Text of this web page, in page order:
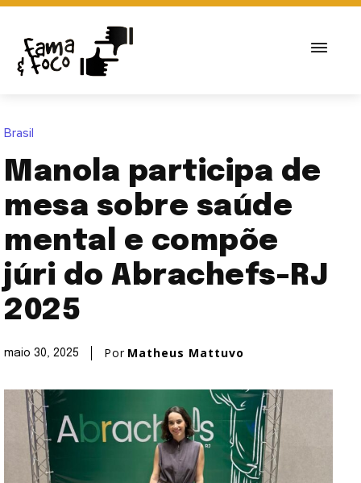
Brasil
Manola participa de
mesa sobre saúde
mental e compõe
júri do Abrachefs-RJ
2025
maio 30, 2025 Por Matheus Mattuvo